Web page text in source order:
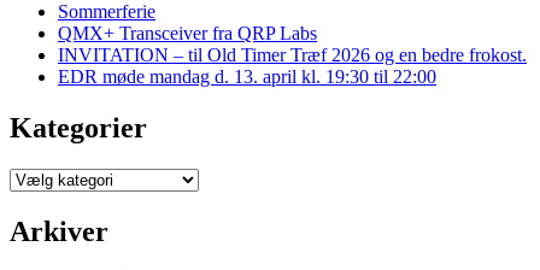
Sommerferie
QMX+ Transceiver fra QRP Labs
INVITATION – til Old Timer Træf 2026 og en bedre frokost.
EDR møde mandag d. 13. april kl. 19:30 til 22:00
Kategorier
Kategorier
Arkiver